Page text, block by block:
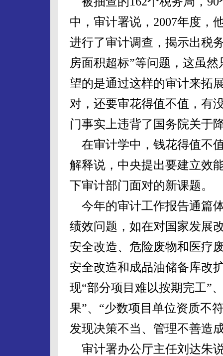
中，审计署说，2007年度，
进行了审计调查，揭示出税
房面积超标”等问题，这虽
望的是通过这样的审计来拓
对，还要审花得值不值，有
门事实上违背了国务院关于
在审计学中，钱花得值不
解释说，中央提出要建立效
下审计部门面对的新课题。
今年的审计工作报告通篇
绩效问题，如在对国家发展
安全改造、危险废物和医疗
安全改造和成品油储备库改
现“部分项目难以按期完工”
果”、“少数项目单位资质不
发现决策不当、管理不善造
审计署办公厅主任刘达朱